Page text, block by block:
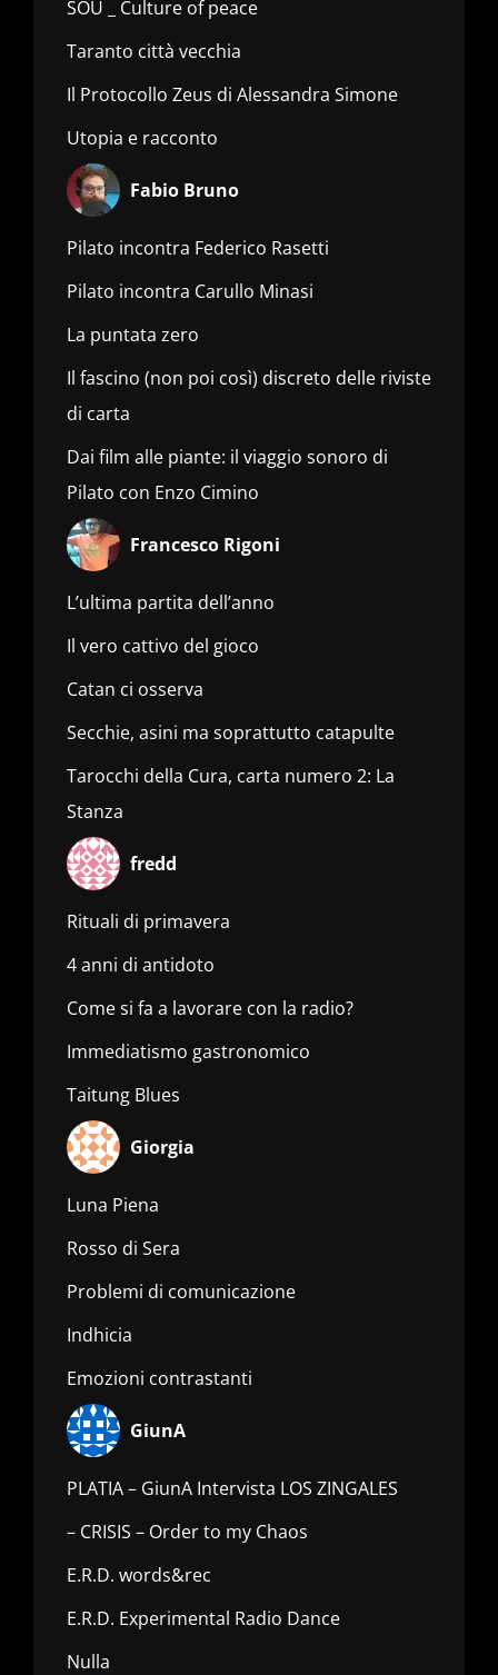
SOU _ Culture of peace
Taranto città vecchia
Il Protocollo Zeus di Alessandra Simone
Utopia e racconto
Fabio Bruno
Pilato incontra Federico Rasetti
Pilato incontra Carullo Minasi
La puntata zero
Il fascino (non poi così) discreto delle riviste
di carta
Dai film alle piante: il viaggio sonoro di
Pilato con Enzo Cimino
Francesco Rigoni
L’ultima partita dell’anno
Il vero cattivo del gioco
Catan ci osserva
Secchie, asini ma soprattutto catapulte
Tarocchi della Cura, carta numero 2: La
Stanza
fredd
Rituali di primavera
4 anni di antidoto
Come si fa a lavorare con la radio?
Immediatismo gastronomico
Taitung Blues
Giorgia
Luna Piena
Rosso di Sera
Problemi di comunicazione
Indhicia
Emozioni contrastanti
GiunA
PLATIA – GiunA Intervista LOS ZINGALES
– CRISIS – Order to my Chaos
E.R.D. words&rec
E.R.D. Experimental Radio Dance
Nulla